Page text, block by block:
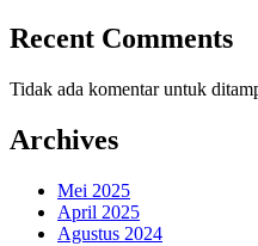
Recent Comments
Tidak ada komentar untuk
Archives
Mei 2025
April 2025
Agustus 2024